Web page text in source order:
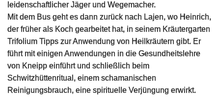
leidenschaftlicher Jäger und Wegemacher.
Mit dem Bus geht es dann zurück nach Lajen, wo Heinrich,
der früher als Koch gearbeitet hat, in seinem Kräutergarten
Trifolium Tipps zur Anwendung von Heilkräutern gibt. Er
führt mit einigen Anwendungen in die Gesundheitslehre
von Kneipp einführt und schließlich beim
Schwitzhüttenritual, einem schamanischen
Reinigungsbrauch, eine spirituelle Verjüngung erwirkt.